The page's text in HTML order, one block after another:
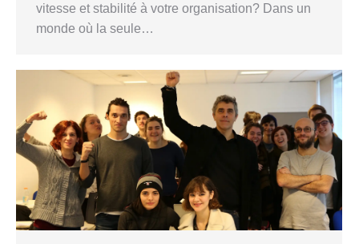
vitesse et stabilité à votre organisation? Dans un
monde où la seule…